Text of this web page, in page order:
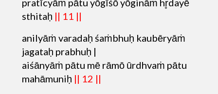
pratīcyāṁ pātu yōgīśō yōgināṁ hr̥dayē
sthitaḥ || 11 ||
anilyāṁ varadaḥ śaṁbhuḥ kaubēryāṁ
jagataḥ prabhuḥ |
aiśānyāṁ pātu mē rāmō ūrdhvaṁ pātu
mahāmuniḥ || 12 ||